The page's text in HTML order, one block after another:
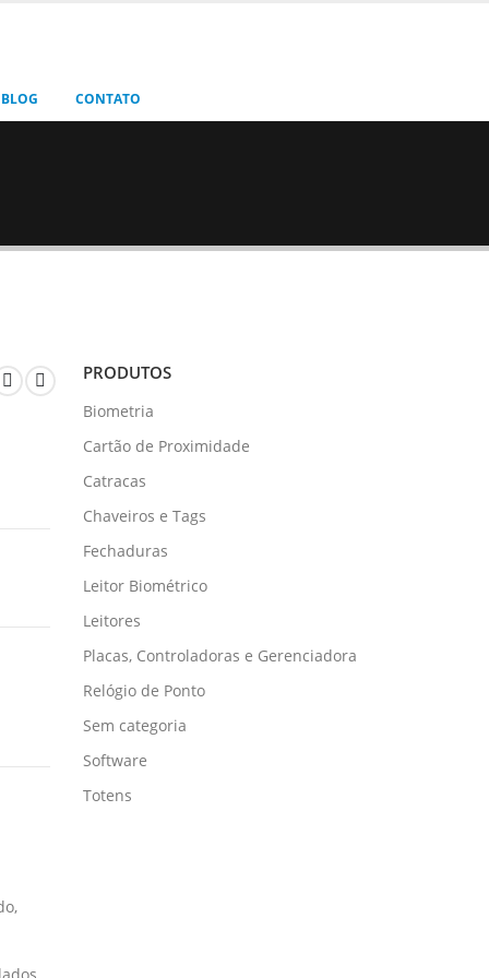
BLOG CONTATO
PRODUTOS
Biometria
Cartão de Proximidade
Catracas
Chaveiros e Tags
Fechaduras
Leitor Biométrico
Leitores
Placas, Controladoras e Gerenciadora
Relógio de Ponto
Sem categoria
Software
Totens